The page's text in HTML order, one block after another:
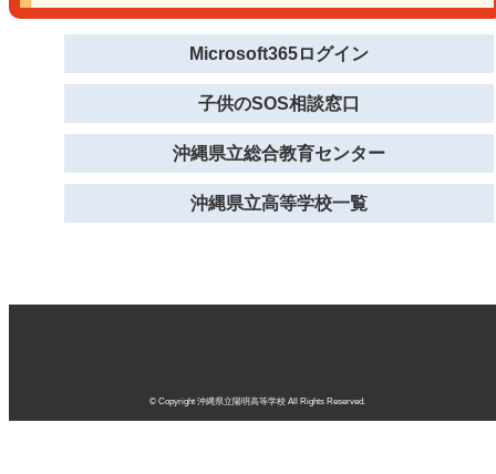
Microsoft365ログイン
子供のSOS相談窓口
沖縄県立総合教育センター
沖縄県立高等学校一覧
© Copyright 沖縄県立陽明高等学校 All Rights Reserved.